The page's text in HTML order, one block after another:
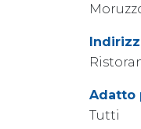
Adatto
Tutti